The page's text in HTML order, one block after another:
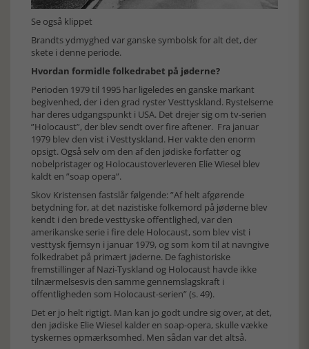
Se også klippet
Brandts ydmyghed var ganske symbolsk for alt det, der
skete i denne periode.
Hvordan formidle folkedrabet på jøderne?
Perioden 1979 til 1995 har ligeledes en ganske markant
begivenhed, der i den grad ryster Vesttyskland. Rystelserne
har deres udgangspunkt i USA. Det drejer sig om tv-serien
”Holocaust”, der blev sendt over fire aftener. Fra januar
1979 blev den vist i Vesttyskland. Her vakte den enorm
opsigt. Også selv om den af den jødiske forfatter og
nobelpristager og Holocaustoverleveren Elie Wiesel blev
kaldt en ”soap opera”.
Skov Kristensen fastslår følgende: ”Af helt afgørende
betydning for, at det nazistiske folkemord på jøderne blev
kendt i den brede vesttyske offentlighed, var den
amerikanske serie i fire dele Holocaust, som blev vist i
vesttysk fjernsyn i januar 1979, og som kom til at navngive
folkedrabet på primært jøderne. De faghistoriske
fremstillinger af Nazi-Tyskland og Holocaust havde ikke
tilnærmelsesvis den samme gennemslagskraft i
offentligheden som Holocaust-serien” (s. 49).
Det er jo helt rigtigt. Man kan jo godt undre sig over, at det,
den jødiske Elie Wiesel kalder en soap-opera, skulle vække
tyskernes opmærksomhed. Men sådan var det altså.